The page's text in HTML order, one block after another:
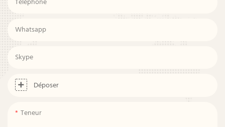
Whatsapp
Skype
Déposer
Teneur